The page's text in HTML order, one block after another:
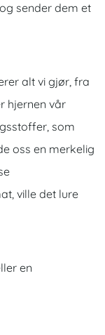
sender dem et
alt vi gjør, fra
hjernen vår
som
oss en merkelig
ville det lure
en